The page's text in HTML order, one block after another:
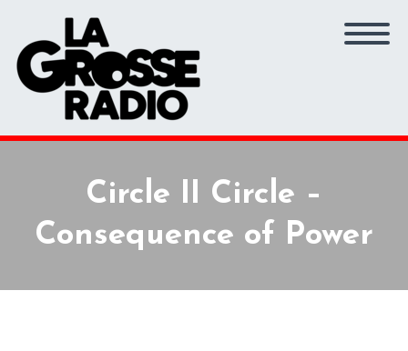
Circle II Circle –
Consequence of Power